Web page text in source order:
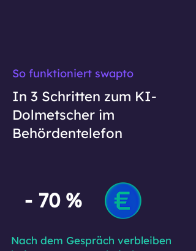
So funktioniert swapto
In 3 Schritten zum KI-
Dolmetscher im
Behördentelefon
- 70 %
Nach dem Gespräch verbleiben